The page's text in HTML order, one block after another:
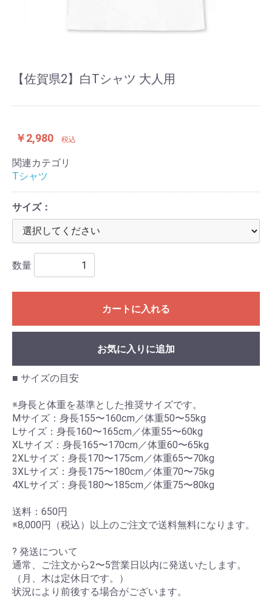
【佐賀県2】白Tシャツ 大人用
￥2,980 税込
関連カテゴリ
Tシャツ
サイズ：
数量
カートに入れる
お気に入りに追加
■ サイズの目安
※身長と体重を基準とした推奨サイズです。
Mサイズ：身長155〜160cm／体重50〜55kg
Lサイズ：身長160〜165cm／体重55〜60kg
XLサイズ：身長165〜170cm／体重60〜65kg
2XLサイズ：身長170〜175cm／体重65〜70kg
3XLサイズ：身長175〜180cm／体重70〜75kg
4XLサイズ：身長180〜185cm／体重75〜80kg
送料：650円
※8,000円（税込）以上のご注文で送料無料になります。
? 発送について
通常、ご注文から2〜5営業日以内に発送いたします。
（月、木は定休日です。）
状況により前後する場合がございます。